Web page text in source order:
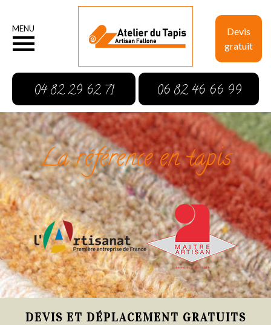
Devis
gratuit
MENU
04 82 29 62 71 06 82 46 66 99
La référence en tapis
DEVIS ET DÉPLACEMENT GRATUITS